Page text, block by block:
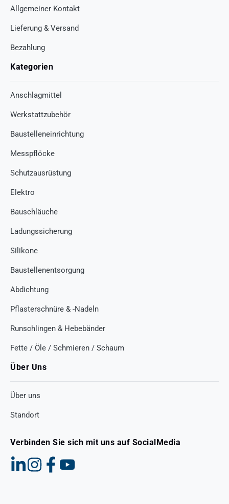
Allgemeiner Kontakt
Lieferung & Versand
Bezahlung
Kategorien
Anschlagmittel
Werkstattzubehör
Baustelleneinrichtung
Messpflöcke
Schutzausrüstung
Elektro
Bauschläuche
Ladungssicherung
Silikone
Baustellenentsorgung
Abdichtung
Pflasterschnüre & -Nadeln
Runschlingen & Hebebänder
Fette / Öle / Schmieren / Schaum
Über Uns
Über uns
Standort
Verbinden Sie sich mit uns auf SocialMedia